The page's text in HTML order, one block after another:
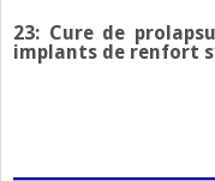
23: Cure de
implants de renfort